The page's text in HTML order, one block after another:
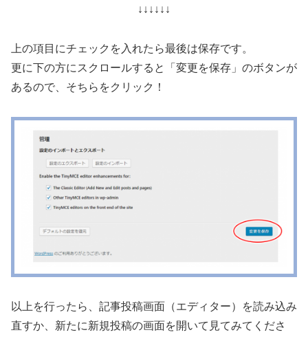
↓↓↓↓↓↓
上の項目にチェックを入れたら最後は保存です。
更に下の方にスクロールすると「変更を保存」のボタンが
あるので、そちらをクリック！
以上を行ったら、記事投稿画面（エディター）を読み込み
直すか、新たに新規投稿の画面を開いて見てみてくださ